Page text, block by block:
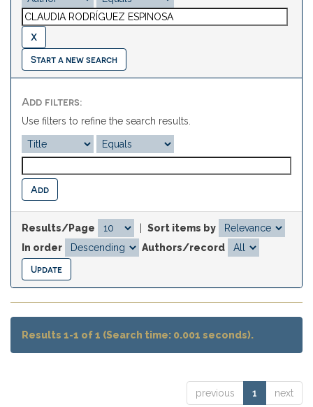
Start a new search
Add filters:
Use filters to refine the search results.
Results/Page
Sort items by
In order
Authors/record
Results 1-1 of 1 (Search time: 0.001 seconds).
previous 1 next